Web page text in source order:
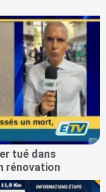
tué dans
rénovation